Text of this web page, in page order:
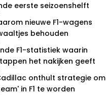
eerste seizoenshelft
nieuwe F1-wagens
behouden
F1-statistiek waarin
het nakijken geeft
onthult strategie om
in F1 te worden